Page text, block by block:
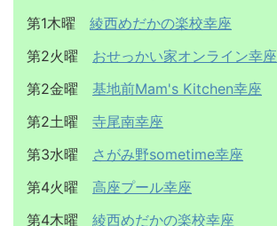
第1木曜 綾西めだかの楽校幸座
第2火曜 おせっかい家オンライン幸座
第2金曜 基地前Mam's Kitchen幸座
第2土曜 寺尾南幸座
第3水曜 さがみ野sometime幸座
第4火曜 高座プール幸座
第4木曜 綾西めだかの楽校幸座